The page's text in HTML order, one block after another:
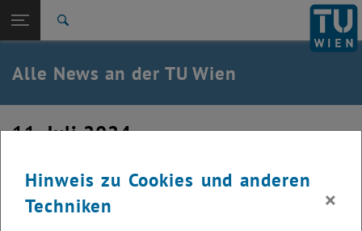
TU Login
Quicklinks
Quicklinks-Menü umschalten
Studium
Karriere
Alle News an der TU Wien
11. Juli 2024
9. EuChemS Kongress
Hinweis zu Cookies und anderen
Techniken
×